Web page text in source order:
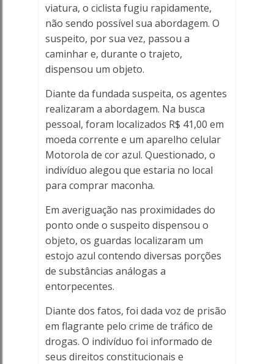
viatura, o ciclista fugiu rapidamente,
não sendo possível sua abordagem. O
suspeito, por sua vez, passou a
caminhar e, durante o trajeto,
dispensou um objeto.
Diante da fundada suspeita, os agentes
realizaram a abordagem. Na busca
pessoal, foram localizados R$ 41,00 em
moeda corrente e um aparelho celular
Motorola de cor azul. Questionado, o
indivíduo alegou que estaria no local
para comprar maconha.
Em averiguação nas proximidades do
ponto onde o suspeito dispensou o
objeto, os guardas localizaram um
estojo azul contendo diversas porções
de substâncias análogas a
entorpecentes.
Diante dos fatos, foi dada voz de prisão
em flagrante pelo crime de tráfico de
drogas. O indivíduo foi informado de
seus direitos constitucionais e